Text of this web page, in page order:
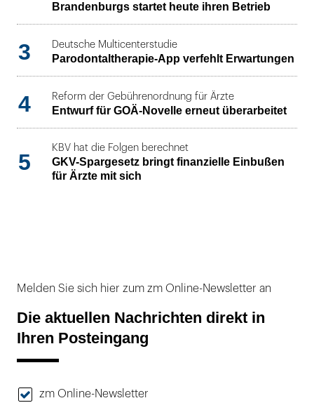
Brandenburgs startet heute ihren Betrieb
3 Deutsche Multicenterstudie
Parodontaltherapie-App verfehlt Erwartungen
4 Reform der Gebührenordnung für Ärzte
Entwurf für GOÄ-Novelle erneut überarbeitet
5
KBV hat die Folgen berechnet
GKV-Spargesetz bringt finanzielle Einbußen
für Ärzte mit sich
Melden Sie sich hier zum zm Online-Newsletter an
Die aktuellen Nachrichten direkt in
Ihren Posteingang
zm Online-Newsletter